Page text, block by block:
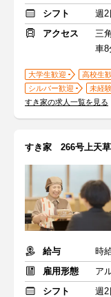
シフト
週2
アクセス
三
車8
大学生歓迎 高校生
シルバー歓迎
未経
すき家の求人一覧を見る
すき家 266号上天
給与
雇用形態
ア
シフト
週2